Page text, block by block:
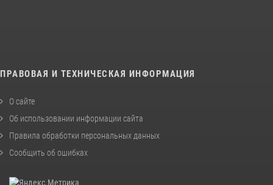
ПРАВОВАЯ И ТЕХНИЧЕСКАЯ ИНФОРМАЦИЯ
О сайте
Об использовании информации сайта
Правила обработки персональных данных
Сообщить об ошибках